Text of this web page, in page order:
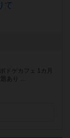
て
ドゲカフェ 1カ月
あり ...